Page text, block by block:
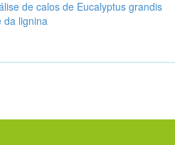
de calos de Eucalyptus grandis
da lignina